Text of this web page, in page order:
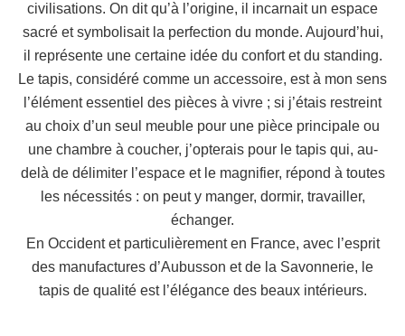
civilisations. On dit qu’à l’origine, il incarnait un espace
sacré et symbolisait la perfection du monde. Aujourd’hui,
il représente une certaine idée du confort et du standing.
Le tapis, considéré comme un accessoire, est à mon sens
l’élément essentiel des pièces à vivre ; si j’étais restreint
au choix d’un seul meuble pour une pièce principale ou
une chambre à coucher, j’opterais pour le tapis qui, au-
delà de délimiter l’espace et le magnifier, répond à toutes
les nécessités : on peut y manger, dormir, travailler,
échanger.
En Occident et particulièrement en France, avec l’esprit
des manufactures d’Aubusson et de la Savonnerie, le
tapis de qualité est l’élégance des beaux intérieurs.